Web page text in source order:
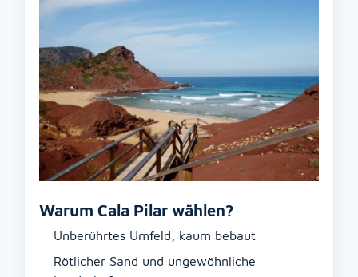
Warum Cala Pilar wählen?
Unberührtes Umfeld, kaum bebaut
Rötlicher Sand und ungewöhnliche